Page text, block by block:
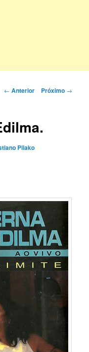
Navegação
← Anterior Próximo →
Pilako